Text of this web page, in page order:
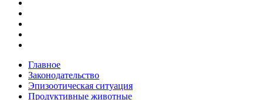
Главное
Законодательство
Эпизоотическая ситуация
Продуктивные животные